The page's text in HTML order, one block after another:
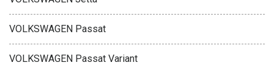
VOLKSWAGEN Passat
VOLKSWAGEN Passat Variant